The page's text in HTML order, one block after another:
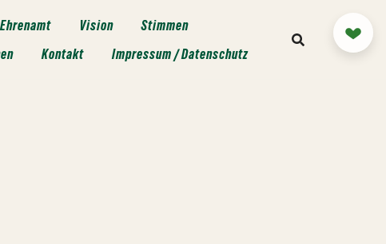
Ehrenamt Vision
Stimmen
Kontakt Impressum / Datenschutz